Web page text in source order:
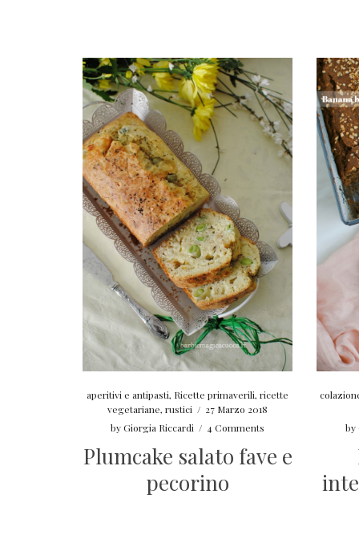
aperitivi e antipasti, Ricette primaverili,ricette
vegetariane,rustici / 27 Marzo 2018
byGiorgia Riccardi / 4 Comments
Plumcake salato fave e
pecorino
by